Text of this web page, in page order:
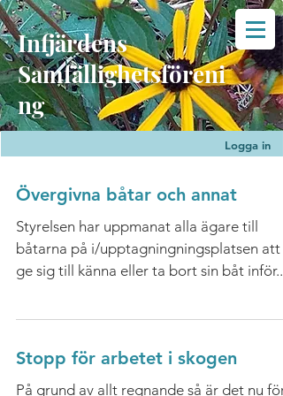
Infjärdens
Samfällighetsföreni
ng
Logga in
Övergivna båtar och annat
Styrelsen har uppmanat alla ägare till
båtarna på i/upptagningningsplatsen att
ge sig till känna eller ta bort sin båt inför...
Stopp för arbetet i skogen
På grund av allt regnande så är det nu för